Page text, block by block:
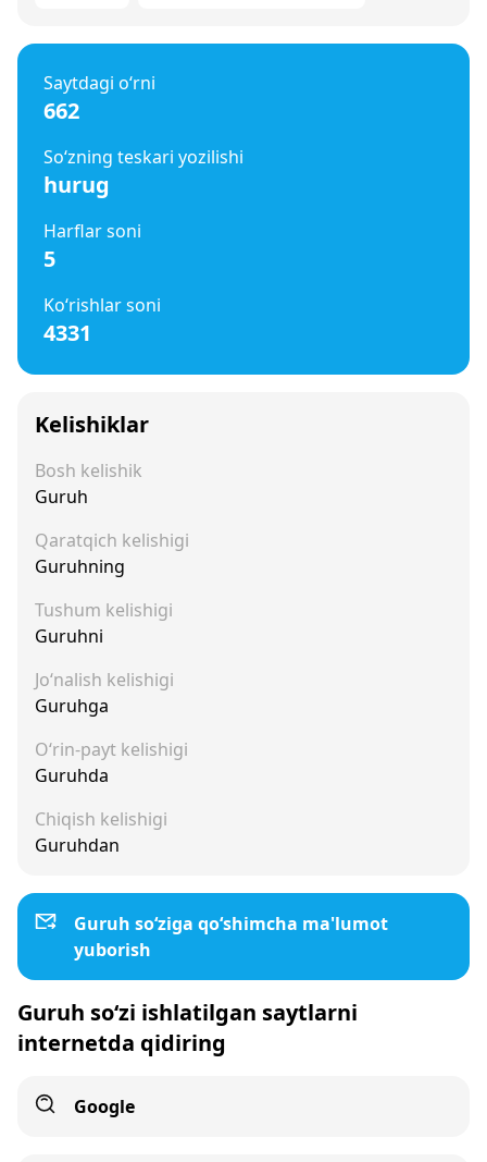
Saytdagi o‘rni
662
So‘zning teskari yozilishi
hurug
Harflar soni
5
Ko‘rishlar soni
4331
Kelishiklar
Bosh kelishik
Guruh
Qaratqich kelishigi
Guruhning
Tushum kelishigi
Guruhni
Jo‘nalish kelishigi
Guruhga
O‘rin-payt kelishigi
Guruhda
Chiqish kelishigi
Guruhdan
Guruh so‘ziga qo‘shimcha ma'lumot
yuborish
Guruh so‘zi ishlatilgan saytlarni
internetda qidiring
Google